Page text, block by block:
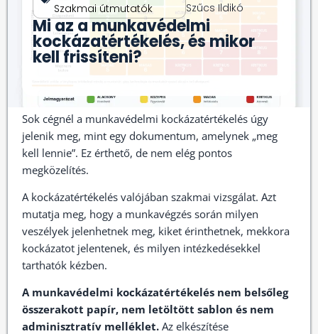
Szakmai útmutatók
Szűcs Ildikó
Mi az a munkavédelmi
kockázatértékelés, és mikor
kell frissíteni?
Sok cégnél a munkavédelmi kockázatértékelés úgy
jelenik meg, mint egy dokumentum, amelynek „meg
kell lennie”. Ez érthető, de nem elég pontos
megközelítés.
A kockázatértékelés valójában szakmai vizsgálat. Azt
mutatja meg, hogy a munkavégzés során milyen
veszélyek jelenhetnek meg, kiket érinthetnek, mekkora
kockázatot jelentenek, és milyen intézkedésekkel
tarthatók kézben.
A munkavédelmi kockázatértékelés nem belsőleg
összerakott papír, nem letöltött sablon és nem
adminisztratív melléklet. Az elkészítése